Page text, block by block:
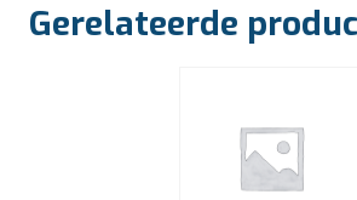
Gerelateerde